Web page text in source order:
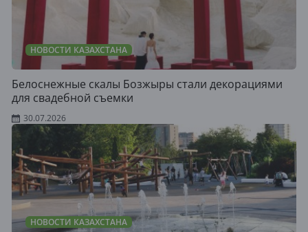
НОВОСТИ КАЗАХСТАНА
Белоснежные скалы Бозжыры стали декорациями
для свадебной съемки
30.07.2026
НОВОСТИ КАЗАХСТАНА